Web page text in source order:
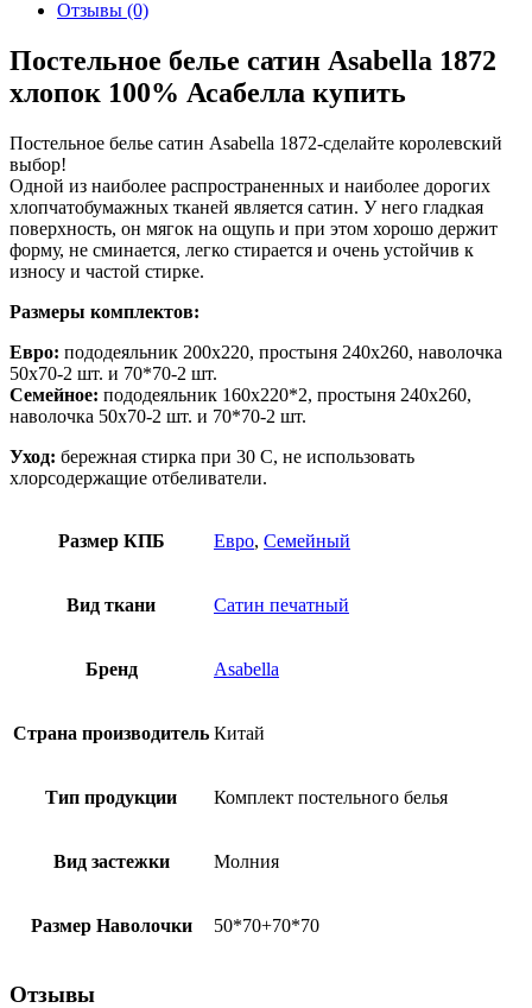
Отзывы (0)
Постельное белье сатин Asabella 1872
хлопок 100% Асабелла купить
Постельное белье сатин Asabella 1872-сделайте королевский
выбор!
Одной из наиболее распространенных и наиболее дорогих
хлопчатобумажных тканей является сатин. У него гладкая
поверхность, он мягок на ощупь и при этом хорошо держит
форму, не сминается, легко стирается и очень устойчив к
износу и частой стирке.
Размеры комплектов:
Евро: пододеяльник 200х220, простыня 240х260, наволочка
50х70-2 шт. и 70*70-2 шт.
Семейное: пододеяльник 160х220*2, простыня 240х260,
наволочка 50х70-2 шт. и 70*70-2 шт.
Уход: бережная стирка при 30 С, не использовать
хлорсодержащие отбеливатели.
Размер КПБ Евро, Семейный
Вид ткани Сатин печатный
Бренд Asabella
Страна производитель Китай
Тип продукции Комплект постельного белья
Вид застежки Молния
Размер Наволочки 50*70+70*70
Отзывы